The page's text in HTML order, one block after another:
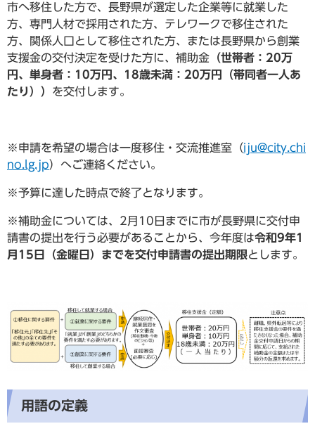
市へ移住した方で、長野県が選定した企業等に就業した
方、専門人材で採用された方、テレワークで移住された
方、関係人口として移住された方、または長野県から創業
支援金の交付決定を受けた方に、補助金 （世帯者：20万
円、単身者：10万円、18歳未満：20万円（帯同者一人あ
たり）） を交付します。
※申請を希望の場合は一度移住・交流推進室（iju@city.chi
no.lg.jp）へご連絡ください。
※予算に達した時点で終了となります。
※補助金については、2月10日までに市が長野県に交付申
請書の提出を行う必要があることから、今年度は令和9年1
月15日（金曜日）までを交付申請書の提出期限とします。
用語の定義